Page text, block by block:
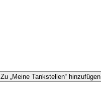
Zu „Meine Tankstellen“ hinzufügen